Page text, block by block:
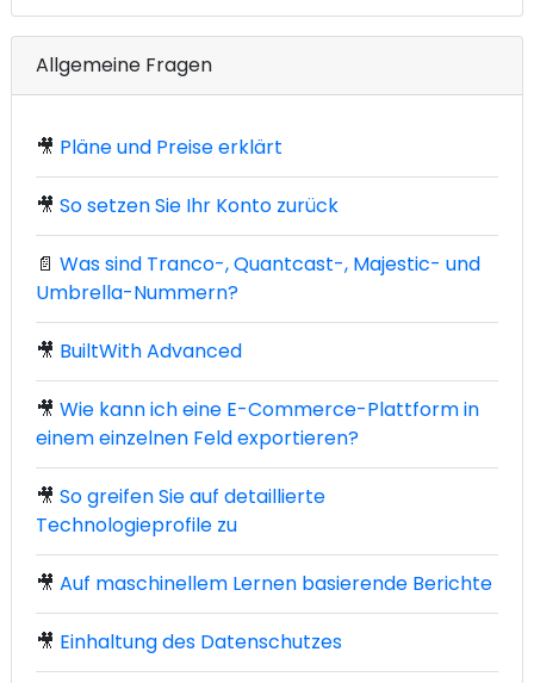
Allgemeine Fragen
🎥 Pläne und Preise erklärt
🎥 So setzen Sie Ihr Konto zurück
📄 Was sind Tranco-, Quantcast-, Majestic- und
Umbrella-Nummern?
🎥 BuiltWith Advanced
🎥 Wie kann ich eine E-Commerce-Plattform in
einem einzelnen Feld exportieren?
🎥 So greifen Sie auf detaillierte
Technologieprofile zu
🎥 Auf maschinellem Lernen basierende Berichte
🎥 Einhaltung des Datenschutzes